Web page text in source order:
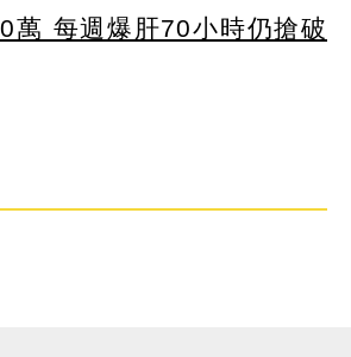
萬 每週爆肝70小時仍搶破